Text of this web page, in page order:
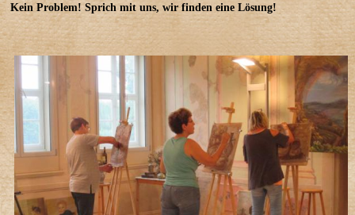
Kein Problem! Sprich mit uns, wir finden eine Lösung!